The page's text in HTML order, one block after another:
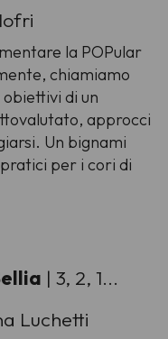
la POPular
chiamiamo
di un
approcci
. Un bignami
per i cori di
| 3, 2, 1...
Luchetti